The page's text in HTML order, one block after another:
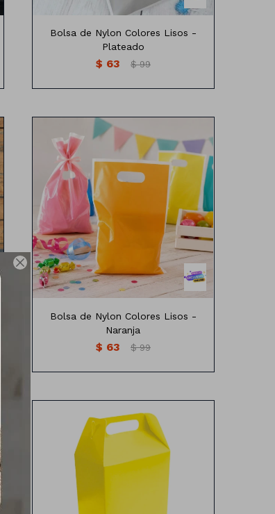

Bolsa de Nylon Colores Lisos -
Plateado
$ 63 $ 99
Bolsa de nylon colores lisos
Medidas: 25cm x16 cm
Bolsa de Nylon Colores Lisos -
Naranja
$ 63 $ 99
Caja de Cartón Biodegradable para
Sorpresitas
Varios colores
Medidas:18,5 cm de alto x 15,5 cm de